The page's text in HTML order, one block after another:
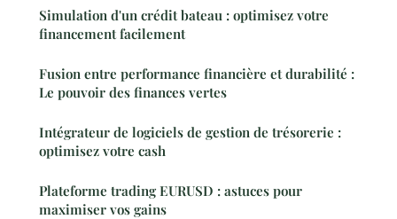
Simulation d'un crédit bateau : optimisez votre
financement facilement
Fusion entre performance financière et durabilité :
Le pouvoir des finances vertes
Intégrateur de logiciels de gestion de trésorerie :
optimisez votre cash
Plateforme trading EURUSD : astuces pour
maximiser vos gains